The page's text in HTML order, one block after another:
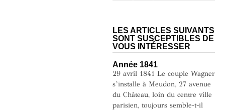
LES ARTICLES SUIVANTS
SONT SUSCEPTIBLES DE
VOUS INTÉRESSER
Année 1841
29 avril 1841 Le couple Wagner
s’installe à Meudon, 27 avenue
du Château, loin du centre ville
parisien, toujours semble-t-il